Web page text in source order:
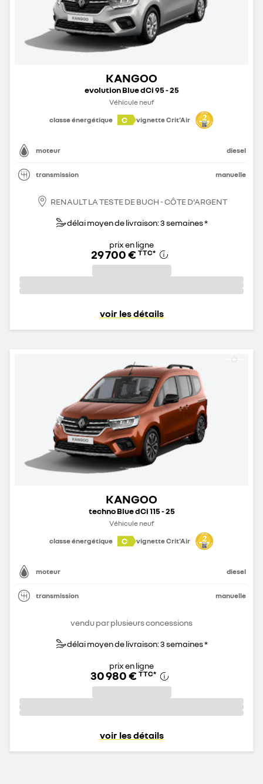
KANGOO
evolution Blue dCi 95 - 25
Véhicule neuf
classe énergétique
C vignette Crit'Air
moteur diesel
transmission manuelle
RENAULT LA TESTE DE BUCH - CÔTE D'ARGENT
délai moyen de livraison: 3 semaines *
prix en ligne
29 700 € TTC*
voir les détails
KANGOO
techno Blue dCi 115 - 25
Véhicule neuf
classe énergétique
C vignette Crit'Air
moteur diesel
transmission manuelle
vendu par plusieurs concessions
délai moyen de livraison: 3 semaines *
prix en ligne
30 980 € TTC*
voir les détails